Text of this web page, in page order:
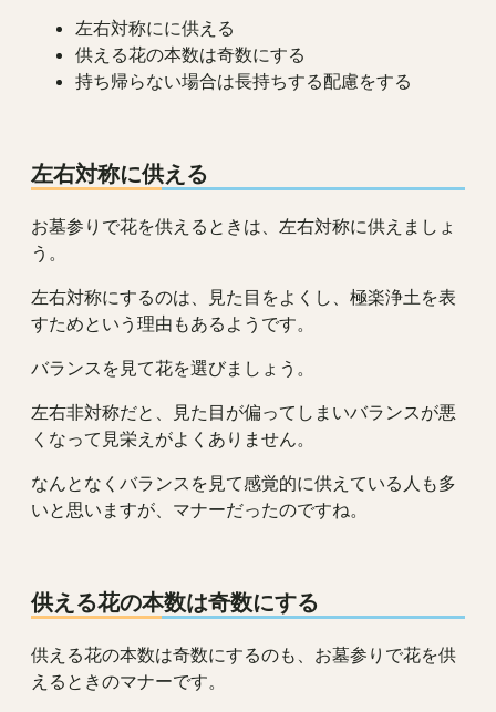
左右対称にに供える
供える花の本数は奇数にする
持ち帰らない場合は長持ちする配慮をする
左右対称に供える
お墓参りで花を供えるときは、左右対称に供えましょ
う。
左右対称にするのは、見た目をよくし、極楽浄土を表
すためという理由もあるようです。
バランスを見て花を選びましょう。
左右非対称だと、見た目が偏ってしまいバランスが悪
くなって見栄えがよくありません。
なんとなくバランスを見て感覚的に供えている人も多
いと思いますが、マナーだったのですね。
供える花の本数は奇数にする
供える花の本数は奇数にするのも、お墓参りで花を供
えるときのマナーです。